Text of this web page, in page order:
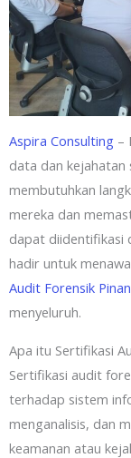
Aspira Consulting –
data dan kejahatan
membutuhkan
mereka dan
dapat diidentifikasi
hadir untuk
Audit Forensik
menyeluruh.
Apa itu Sertifikasi
Sertifikasi audit
terhadap sistem
menganalisis, dan
keamanan atau